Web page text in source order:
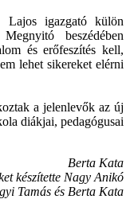
igazgató külön
beszédében
és erőfeszítés kell,
lehet sikereket elérni
a jelenlevők az új
diákjai, pedagógusai
Berta Kata
készítette Nagy Anikó
Tamás és Berta Kata